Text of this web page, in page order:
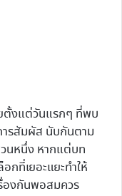
ตั้งแต่วันแรกๆ ที่พบ
ารสัมผัส นับกันตาม
วนหนึ่ง หากแต่บท
ที่เยอะแยะทำให้
องกันพอสมควร